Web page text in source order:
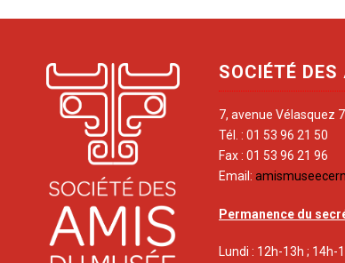
SOCIÉTÉ
7, avenue Vélasquez
Tél. : 01 53 96 21 50
Fax : 01 53 96 21 96
Email:
Permanence du
Lundi : 12h-13h ; 14h-